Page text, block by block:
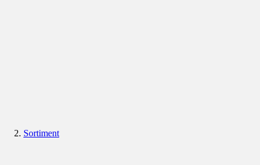
Sortiment